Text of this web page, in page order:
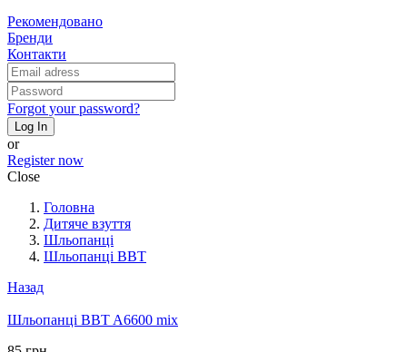
Рекомендовано
Бренди
Контакти
Forgot your password?
Log In
or
Register now
Close
Головна
Дитяче взуття
Шльопанці
Шльопанці BBT
Назад
Шльопанці BBT A6600 mix